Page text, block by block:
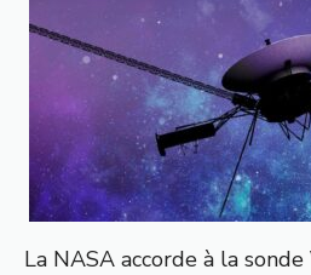
La NASA accorde à la